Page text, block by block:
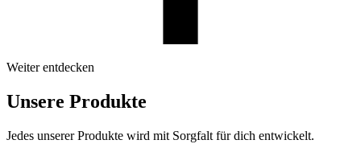
Weiter entdecken
Unsere Produkte
Jedes unserer Produkte wird mit Sorgfalt für dich entwickelt.